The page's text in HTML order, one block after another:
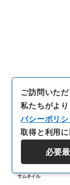
サムネイル
ご訪問いた
私たちがよ
バシーポリ
取得と利用に
必要